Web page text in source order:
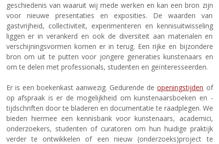
geschiedenis van waaruit wij mede werken en kan een bron zijn
voor nieuwe presentaties en exposities. De waarden van
gastvrijheid, collectiviteit, experimenteren en kennisuitwisseling
liggen er in verankerd en ook de diversiteit aan materialen en
verschijningsvormen komen er in terug. Een rijke en bijzondere
bron om uit te putten voor jongere generaties kunstenaars en
om te delen met professionals, studenten en geïnteresseerden.
Er is een boekenkast aanwezig. Gedurende deopeningstijden of
op afspraak is er de mogelijkheid om kunstenaarsboeken en -
tijdschriften door te bladeren en documentatie te raadplegen. We
bieden hiermee een kennisbank voor kunstenaars, academici,
onderzoekers, studenten of curatoren om hun huidige praktijk
verder te ontwikkelen of een nieuw (onderzoeks)project te